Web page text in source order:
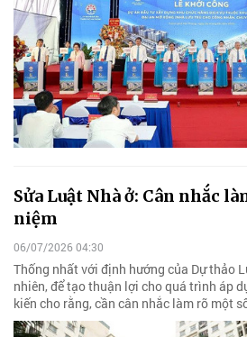
Sửa Luật Nhà ở: Cân nhắc
niệm
06/07/2026 04:30
Thống nhất với định hướng của Dự thảo
nhiên, để tạo thuận lợi cho quá trình áp
kiến cho rằng, cần cân nhắc làm rõ một